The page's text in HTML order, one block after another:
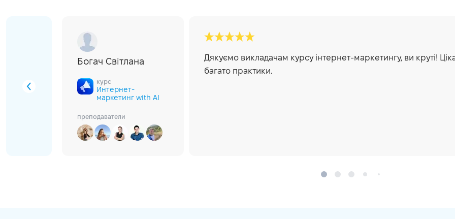
Богач Свiтлана
курс
Интернет-
маркетинг with AI
преподаватели
Дякуємо викладачам курсу інтернет-маркетингу, ви круті!
багато практики.